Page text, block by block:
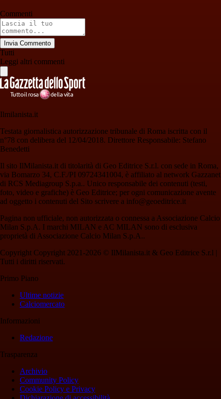
Commenti
Invia Commento
Tutti
Leggi altri commenti
Ilmilanista.it
Testata giornalistica autorizzazione tribunale di Roma iscritta con il
n°78 con delibera del 12/04/2018. Direttore Responsabile: Stefano
Benedetti
Il sito IlMilanista.it di titolarità di Geo Editrice S.r.l. con sede in Roma,
via Bomarzo 34, C.F./PI 09724341004, è affiliato al network Gazzanet
di RCS Mediagroup S.p.a.. Unico responsabile dei contenuti (testi,
foto, video e grafiche) è Geo Editrice; per ogni comunicazione avente
ad oggetto i contenuti del Sito scrivere a info@geoeditrice.it
Pagina non ufficiale, non autorizzata o connessa a Associazione Calcio
Milan S.p.A. I marchi MILAN e AC MILAN sono di esclusiva
proprietà di Associazione Calcio Milan S.p.A..
Copyright Copyright 2021-2026 © IlMilanista.it & Geo Editrice S.r.l |
Tutti i diritti riservati.
Primo Piano
Ultime notizie
Calciomercato
Informazioni
Redazione
Trasparenza
Archivio
Community Policy
Cookie Policy e Privacy